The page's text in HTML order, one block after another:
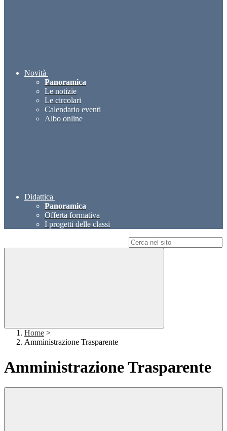
Novità
Panoramica
Le notizie
Le circolari
Calendario eventi
Albo online
Didattica
Panoramica
Offerta formativa
I progetti delle classi
Home >
Amministrazione Trasparente
Amministrazione Trasparente